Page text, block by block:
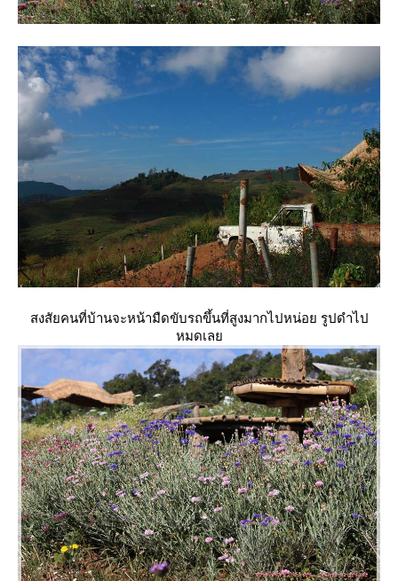
สงสัยคนที่บ้านจะหน้ามืดขับรถขึ้นที่สูงมากไปหน่อย รูปดำไป
หมดเล